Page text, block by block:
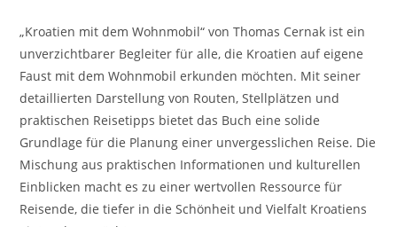
„Kroatien mit dem Wohnmobil“ von Thomas Cernak ist ein
unverzichtbarer Begleiter für alle, die Kroatien auf eigene
Faust mit dem Wohnmobil erkunden möchten. Mit seiner
detaillierten Darstellung von Routen, Stellplätzen und
praktischen Reisetipps bietet das Buch eine solide
Grundlage für die Planung einer unvergesslichen Reise. Die
Mischung aus praktischen Informationen und kulturellen
Einblicken macht es zu einer wertvollen Ressource für
Reisende, die tiefer in die Schönheit und Vielfalt Kroatiens